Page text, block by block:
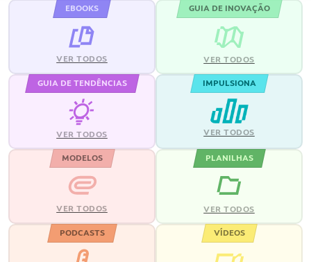
EBOOKS
VER TODOS
GUIA DE INOVAÇÃO
VER TODOS
GUIA DE TENDÊNCIAS
VER TODOS
IMPULSIONA
VER TODOS
MODELOS
VER TODOS
PLANILHAS
VER TODOS
PODCASTS VÍDEOS